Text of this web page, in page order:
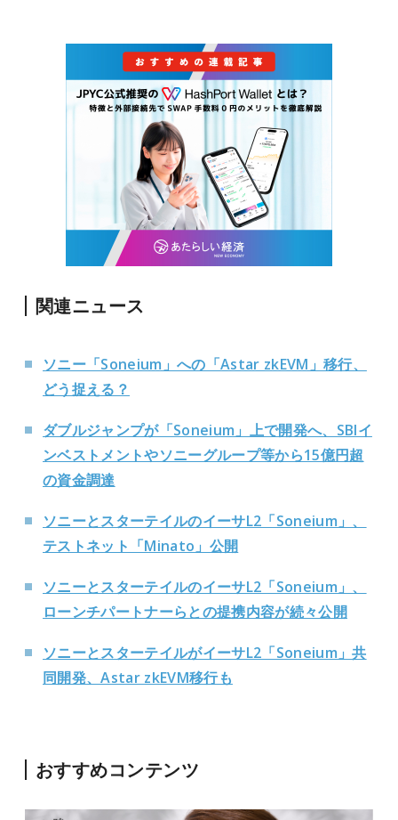
関連ニュース
ソニー「Soneium」への「Astar zkEVM」移行、
どう捉える？
ダブルジャンプが「Soneium」上で開発へ、SBIイ
ンベストメントやソニーグループ等から15億円超
の資金調達
ソニーとスターテイルのイーサL2「Soneium」、
テストネット「Minato」公開
ソニーとスターテイルのイーサL2「Soneium」、
ローンチパートナーらとの提携内容が続々公開
ソニーとスターテイルがイーサL2「Soneium」共
同開発、Astar zkEVM移行も
おすすめコンテンツ